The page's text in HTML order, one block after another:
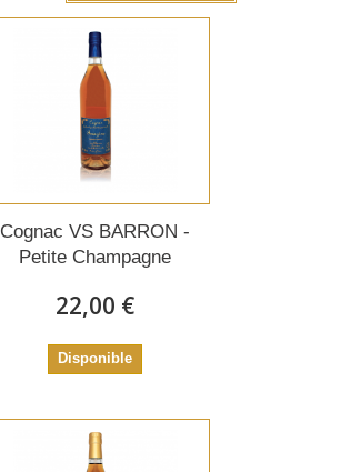
Cognac VS BARRON -
Petite Champagne
22,00 €
Disponible